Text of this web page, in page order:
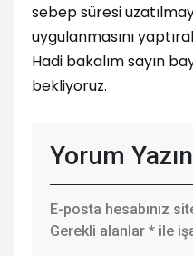
sebep süresi
uygulanmasını
Hadi bakalım sayın
bekliyoruz.
Yorum Yazın
E-posta hesabınız
Gerekli alanlar * ile